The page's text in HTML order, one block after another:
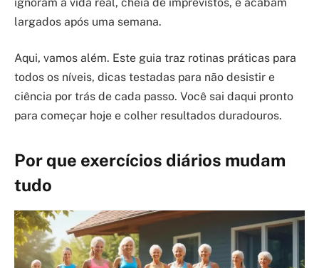
largados após uma semana.
Aqui, vamos além. Este guia traz rotinas práticas para
todos os níveis, dicas testadas para não desistir e
ciência por trás de cada passo. Você sai daqui pronto
para começar hoje e colher resultados duradouros.
Por que exercícios diários mudam
tudo